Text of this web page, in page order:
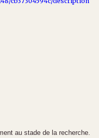
au stade de la recherche.